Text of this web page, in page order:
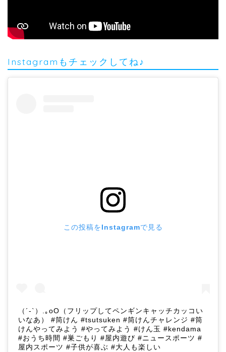
Instagramもチェックしてね♪
この投稿をInstagramで見る
（´-`）.｡oO（フリップしてペンギンキャッチカッコい
いなあ） #筒けん #tsutsuken #筒けんチャレンジ #筒
けんやってみよう #やってみよう #けん玉 #kendama
#おうち時間 #巣ごもり #屋内遊び #ニュースポーツ #
屋内スポーツ #子供が喜ぶ #大人も楽しい